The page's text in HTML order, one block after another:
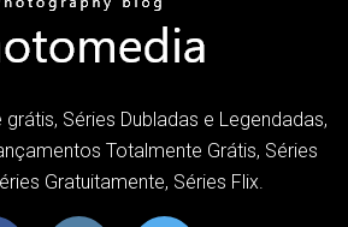
grátis, Séries Dubladas e Legendadas,
Totalmente Grátis, Séries
Gratuitamente, Séries Flix.